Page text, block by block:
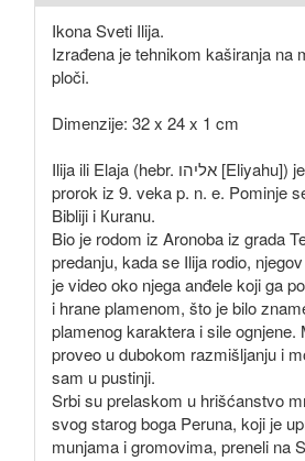
Ikona Sveti Ilija.
Izrađena je tehnikom kaširanja na
ploči.
Dimenzije: 32 x 24 x 1 cm
Ilija ili Elaja (hebr. אליהו [Eliyahu]) je bio izraelski
prorok iz 9. veka p. n. e. Pominje
Bibliji i Кuranu.
Bio je rodom iz Aronoba iz grada
predanju, kada se Ilija rodio,
je video oko njega anđele koji ga
i hrane plamenom, što je bilo
plamenog karaktera i sile ognjene.
proveo u dubokom razmišljanju i
sam u pustinji.
Srbi su prelaskom u hrišćanstvo
svog starog boga Peruna, koji je
munjama i gromovima, preneli na